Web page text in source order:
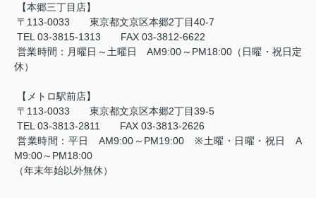
【本郷三丁目店】
〒 113-0033 東京都文京区本郷2丁目40-7
TEL 03-3815-1313
FAX 03-3812-6622
営業時間：月曜日～土曜日AM9:00 ～ PM18:00（日曜・祝日定
休）
【メトロ駅前店】
〒 113-0033 東京都文京区本郷2丁目39-5
TEL 03-3813-2811
FAX 03-3813-2626
営業時間：平日AM9:00 ～ PM19:00 ※土曜・日曜・祝日A
M9:00～ PM18:00
（年末年始以外無休）